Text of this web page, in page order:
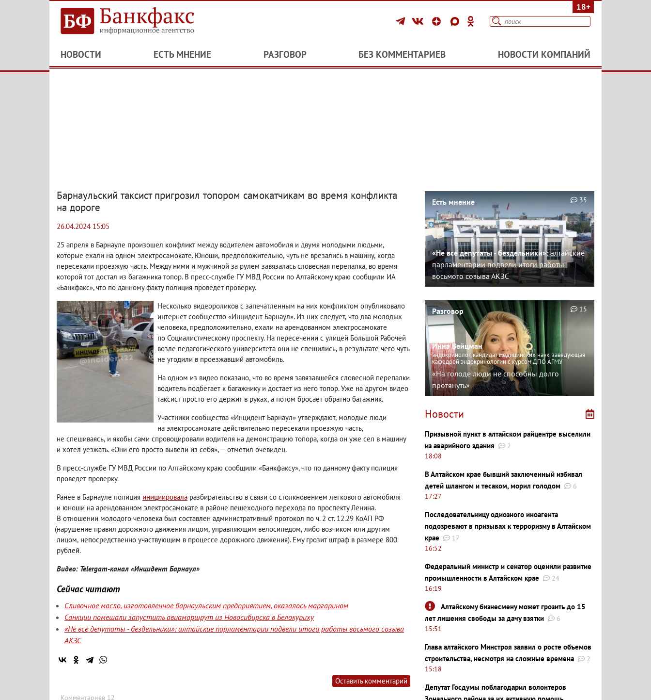
18+
НОВОСТИ ЕСТЬ МНЕНИЕ РАЗГОВОР БЕЗ КОММЕНТАРИЕВ НОВОСТИ КОМПАНИЙ
Барнаульский таксист пригрозил топором самокатчикам во время конфликта
на дороге
26.04.2024 15:05
25 апреля в Барнауле произошел конфликт между водителем автомобиля и двумя молодыми людьми,
которые ехали на одном электросамокате. Юноши, предположительно, чуть не врезались в машину, когда
пересекали проезжую часть. Между ними и мужчиной за рулем завязалась словесная перепалка, во время
которой тот достал из багажника топор. В пресс-службе ГУ МВД России по Алтайскому краю сообщили ИА
«Банкфакс», что по данному факту полиция проведет проверку.
Несколько видеороликов с запечатленным на них конфликтом опубликовало
интернет-сообщество «Инцидент Барнаул». Из них следует, что два молодых
человека, предположительно, ехали на арендованном электросамокате
по Социалистическому проспекту. На пересечении с улицей Большой Рабочей
возле педагогического университета они не спешились, в результате чего чуть
не угодили в проезжавший автомобиль.
На одном из видео показано, что во время завязавшейся словесной перепалки
водитель подбегает к багажнику и достает из него топор. Уже на другом видео
таксист просто его держит в руках, а потом бросает обратно багажник.
Участники сообщества «Инцидент Барнаул» утверждают, молодые люди
на электросамокате действительно пересекали проезжую часть,
не спешиваясь, и якобы сами спровоцировали водителя на демонстрацию топора, когда он уже сел в машину
и хотел уезжать. «Они его просто вывели из себя», — отметил очевидец.
В пресс-службе ГУ МВД России по Алтайскому краю сообщили «Банкфаксу», что по данному факту полиция
проведет проверку.
Ранее в Барнауле полиция инициировала разбирательство в связи со столкновением легкового автомобиля
и юноши на арендованном электросамокате в районе пешеходного перехода по проспекту Ленина.
В отношении молодого человека был составлен административный протокол по ч. 2 ст. 12.29 КоАП РФ
(нарушение правил дорожного движения лицом, управляющим велосипедом, либо возчиком или другим
лицом, непосредственно участвующим в процессе дорожного движения). Ему грозит штраф в размере 800
рублей.
Видео: Telergam-канал «Инцидент Барнаул»
Сейчас читают
Сливочное масло, изготовленное барнаульским предприятием, оказалось маргарином
Санкции помешали запустить авиамаршрут из Новосибирска в Белокуриху
«Не все депутаты - бездельники»: алтайские парламентарии подвели итоги работы восьмого созыва
АКЗС
Оставить комментарий
Комментариев 12
Есть мнение
«Не все депутаты - бездельники»:алтайские
парламентарии подвели итоги работы
восьмого созыва АКЗС
35
Разговор
Инна Вейцман
эндокринолог, кандидат медицинских наук, заведующая
кафедрой эндокринологии с курсом ДПО АГМУ
«На голоде люди не способны долго
протянуть»
15
Новости
Призывной пункт в алтайском райцентре выселили
из аварийного здания
2
18:08
В Алтайском крае бывший заключенный избивал
детей шлангом и тесаком, морил голодом
6
17:27
Последовательницу одиозного иноагента
подозревают в призывах к терроризму в Алтайском
крае
17
16:52
Федеральный министр и сенатор оценили развитие
промышленности в Алтайском крае
24
16:19
Алтайскому бизнесмену может грозить до 15
лет лишения свободы за дачу взятки
6
15:51
Глава алтайского Минстроя заявил о росте объемов
строительства, несмотря на сложные времена
2
15:18
Депутат Госдумы поблагодарил волонтеров